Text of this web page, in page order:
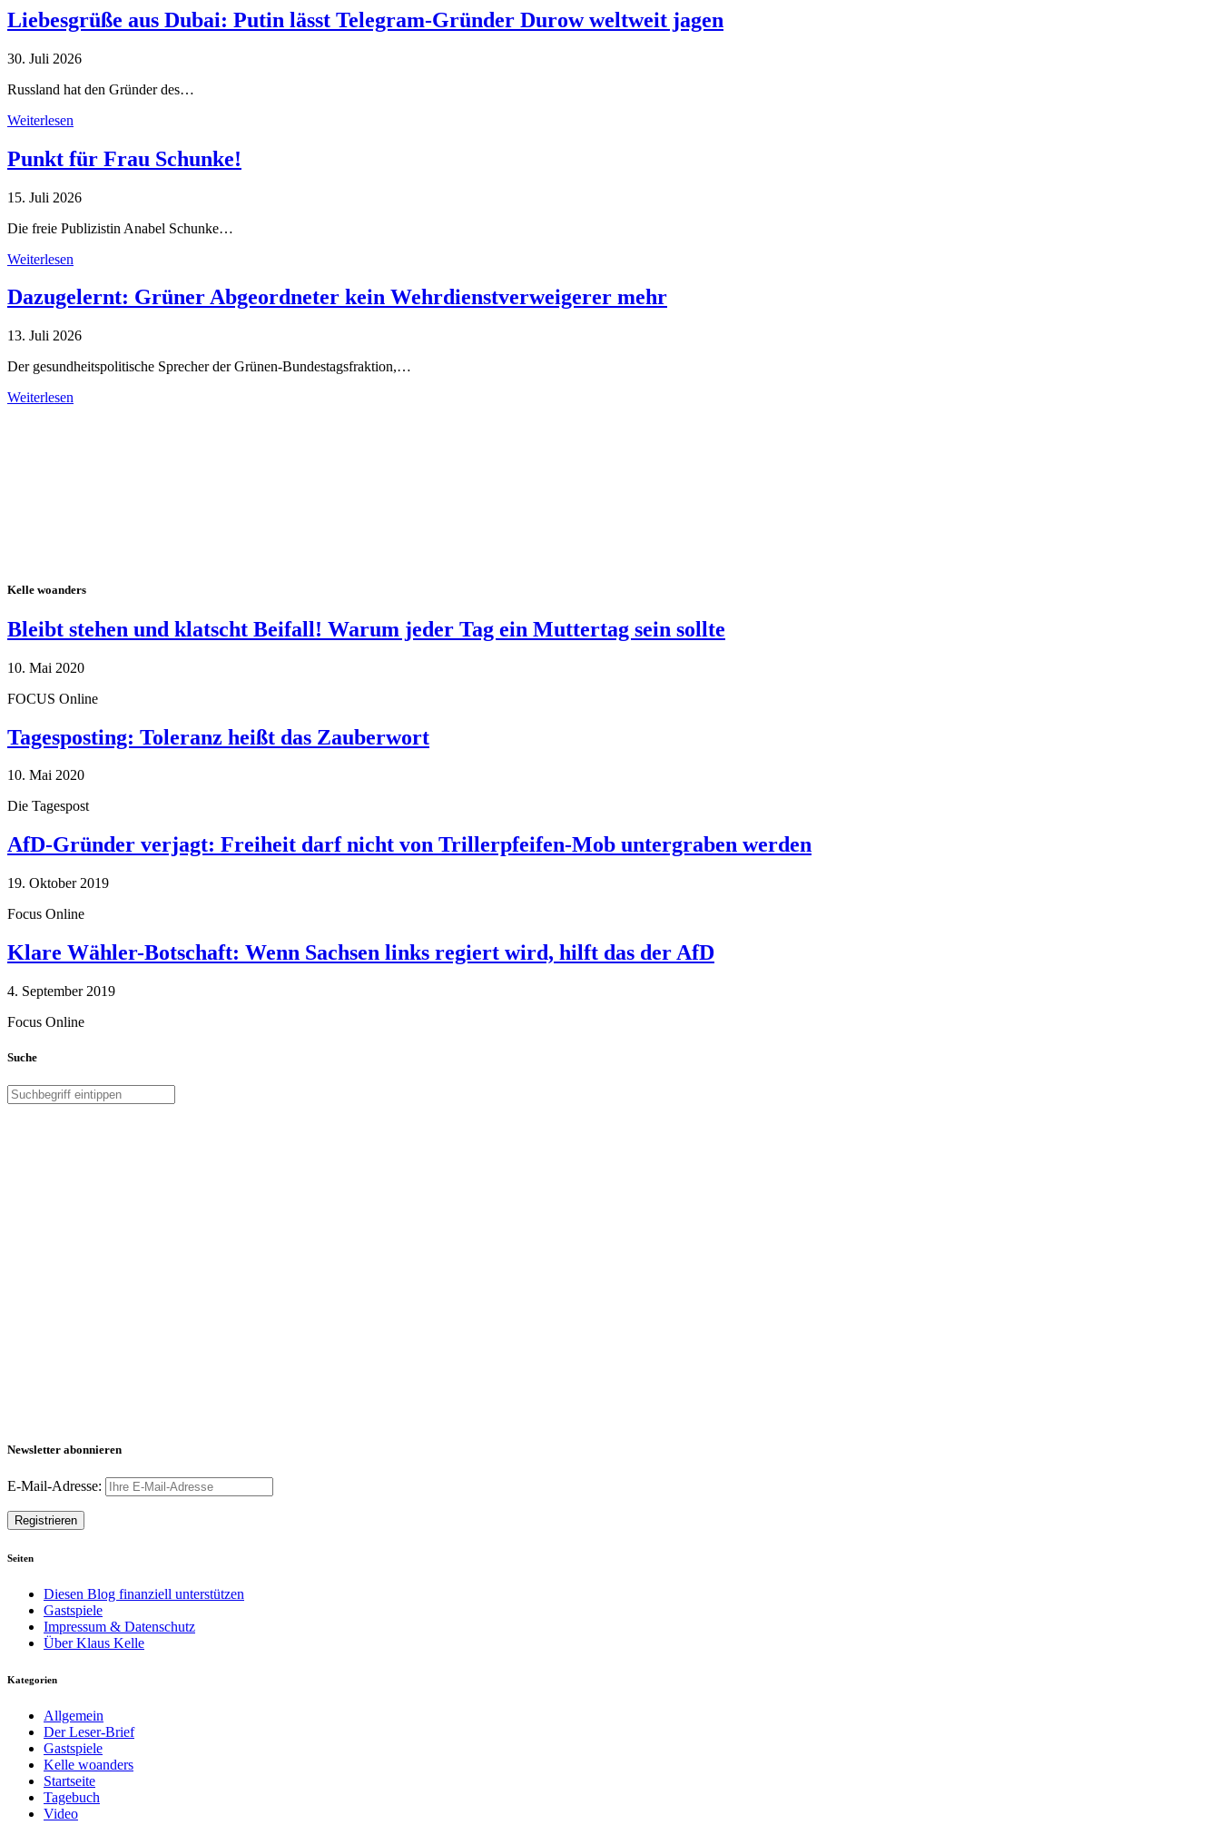
Liebesgrüße aus Dubai: Putin lässt Telegram-Gründer Durow weltweit jagen
30. Juli 2026
Russland hat den Gründer des…
Weiterlesen
Punkt für Frau Schunke!
15. Juli 2026
Die freie Publizistin Anabel Schunke…
Weiterlesen
Dazugelernt: Grüner Abgeordneter kein Wehrdienstverweigerer mehr
13. Juli 2026
Der gesundheitspolitische Sprecher der Grünen-Bundestagsfraktion,…
Weiterlesen
Kelle woanders
Bleibt stehen und klatscht Beifall! Warum jeder Tag ein Muttertag sein sollte
10. Mai 2020
FOCUS Online
Tagesposting: Toleranz heißt das Zauberwort
10. Mai 2020
Die Tagespost
AfD-Gründer verjagt: Freiheit darf nicht von Trillerpfeifen-Mob untergraben werden
19. Oktober 2019
Focus Online
Klare Wähler-Botschaft: Wenn Sachsen links regiert wird, hilft das der AfD
4. September 2019
Focus Online
Suche
Newsletter abonnieren
E-Mail-Adresse:
Seiten
Diesen Blog finanziell unterstützen
Gastspiele
Impressum & Datenschutz
Über Klaus Kelle
Kategorien
Allgemein
Der Leser-Brief
Gastspiele
Kelle woanders
Startseite
Tagebuch
Video